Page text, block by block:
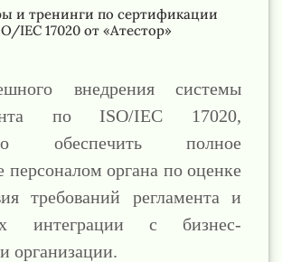
и тренинги по сертификации
IEC 17020 от «Атестор»
внедрения системы
по ISO/IEC 17020,
обеспечить полное
персоналом органа по оценке
требований регламента и
интеграции с бизнес-
организации.